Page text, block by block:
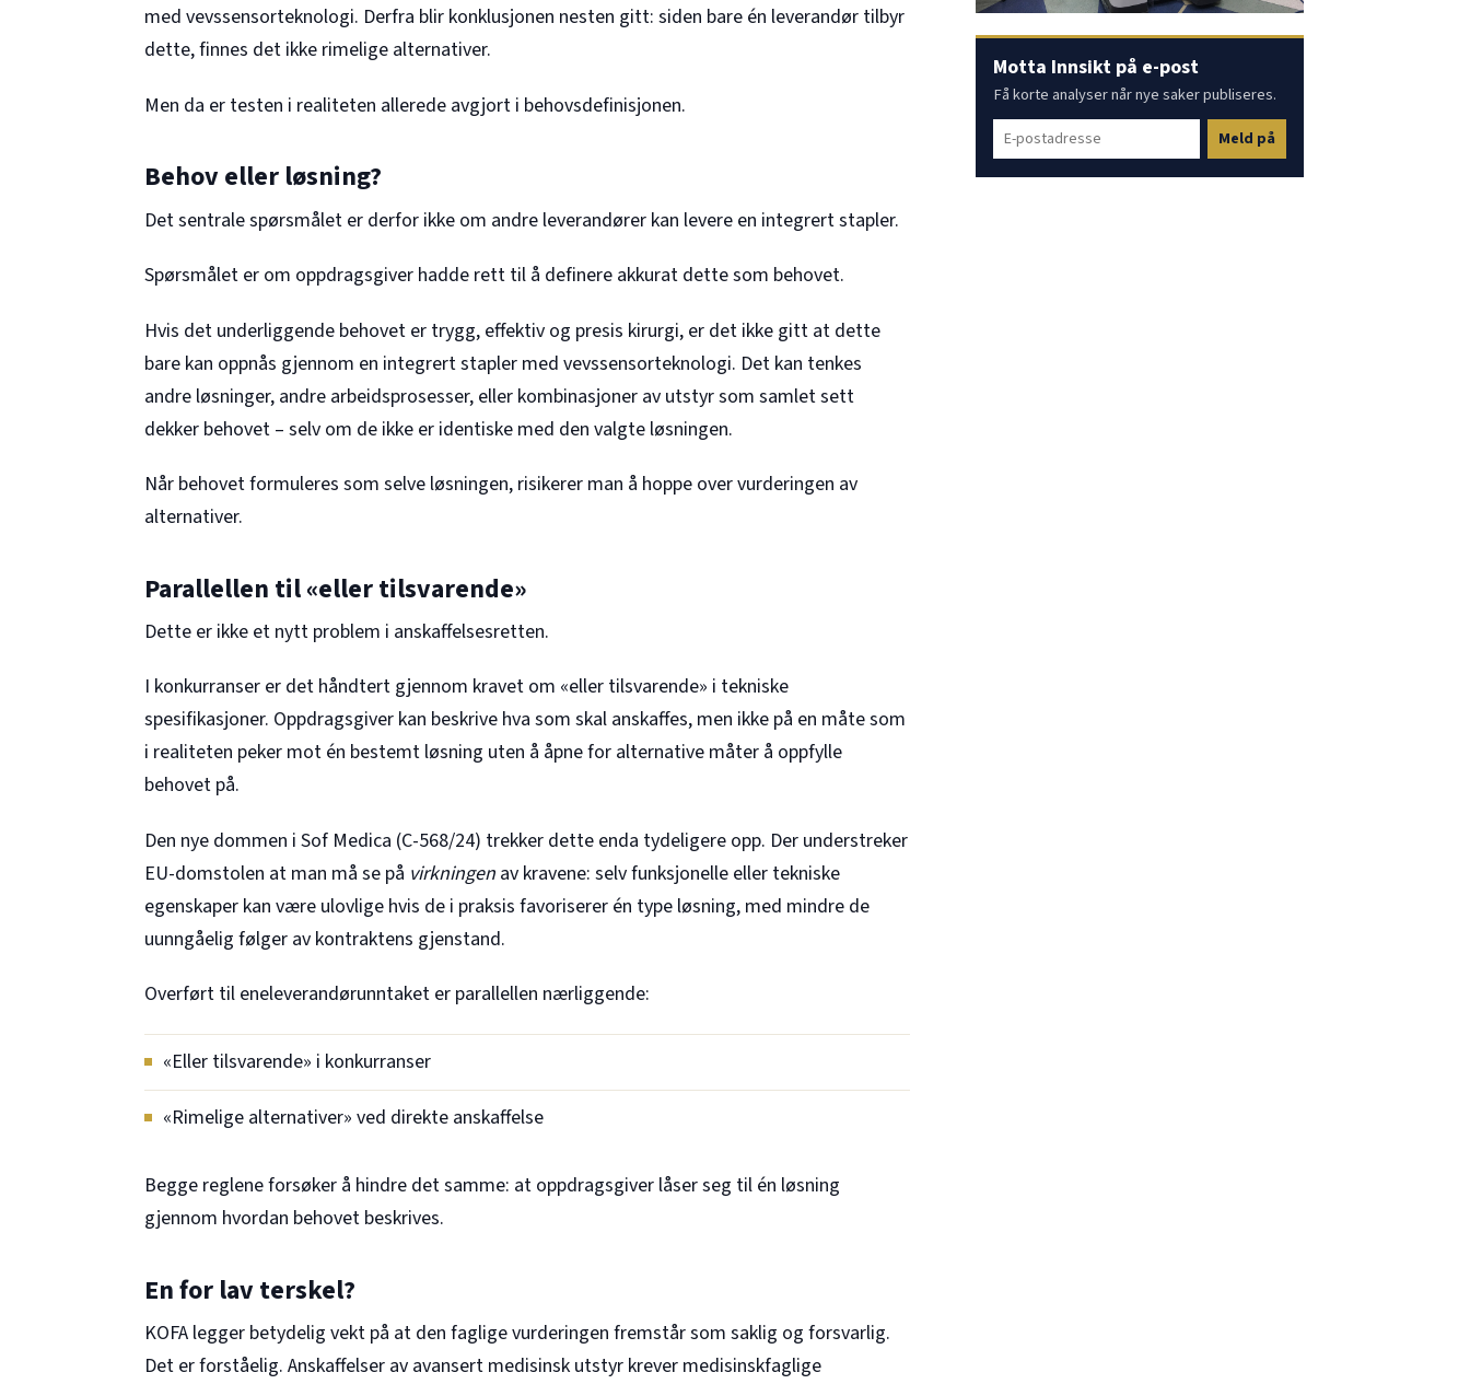
med vevssensorteknologi. Derfra blir konklusjonen nesten gitt: siden bare én leverandør tilbyr
dette, finnes det ikke rimelige alternativer.
Men da er testen i realiteten allerede avgjort i behovsdefinisjonen.
Behov eller løsning?
Det sentrale spørsmålet er derfor ikke om andre leverandører kan levere en integrert stapler.
Spørsmålet er om oppdragsgiver hadde rett til å definere akkurat dette som behovet.
Hvis det underliggende behovet er trygg, effektiv og presis kirurgi, er det ikke gitt at dette
bare kan oppnås gjennom en integrert stapler med vevssensorteknologi. Det kan tenkes
andre løsninger, andre arbeidsprosesser, eller kombinasjoner av utstyr som samlet sett
dekker behovet – selv om de ikke er identiske med den valgte løsningen.
Når behovet formuleres som selve løsningen, risikerer man å hoppe over vurderingen av
alternativer.
Parallellen til «eller tilsvarende»
Dette er ikke et nytt problem i anskaffelsesretten.
I konkurranser er det håndtert gjennom kravet om «eller tilsvarende» i tekniske
spesifikasjoner. Oppdragsgiver kan beskrive hva som skal anskaffes, men ikke på en måte som
i realiteten peker mot én bestemt løsning uten å åpne for alternative måter å oppfylle
behovet på.
Den nye dommen i Sof Medica (C-568/24) trekker dette enda tydeligere opp. Der understreker
EU-domstolen at man må se på virkningen av kravene: selv funksjonelle eller tekniske
egenskaper kan være ulovlige hvis de i praksis favoriserer én type løsning, med mindre de
uunngåelig følger av kontraktens gjenstand.
Overført til eneleverandørunntaket er parallellen nærliggende:
«Eller tilsvarende» i konkurranser
«Rimelige alternativer» ved direkte anskaffelse
Begge reglene forsøker å hindre det samme: at oppdragsgiver låser seg til én løsning
gjennom hvordan behovet beskrives.
En for lav terskel?
KOFA legger betydelig vekt på at den faglige vurderingen fremstår som saklig og forsvarlig.
Det er forståelig. Anskaffelser av avansert medisinsk utstyr krever medisinskfaglige
Motta Innsikt på e-post
Få korte analyser når nye saker publiseres.
Meld på